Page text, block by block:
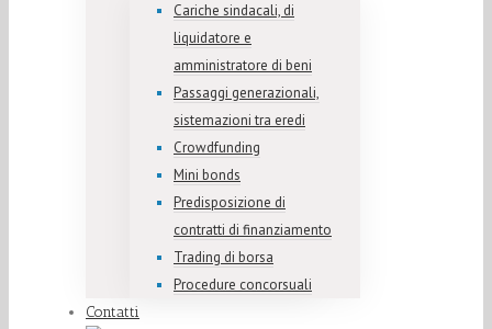
Cariche sindacali, di
liquidatore e
amministratore di beni
Passaggi generazionali,
sistemazioni tra eredi
Crowdfunding
Mini bonds
Predisposizione di
contratti di finanziamento
Trading di borsa
Procedure concorsuali
Contatti